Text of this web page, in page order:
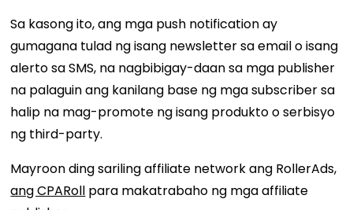
Sa kasong ito, ang mga push notification ay
gumagana tulad ng isang newsletter sa email o isang
alerto sa SMS, na nagbibigay-daan sa mga publisher
na palaguin ang kanilang base ng mga subscriber sa
halip na mag-promote ng isang produkto o serbisyo
ng third-party.
Mayroon ding sariling affiliate network ang RollerAds,
ang CPARoll para makatrabaho ng mga affiliate